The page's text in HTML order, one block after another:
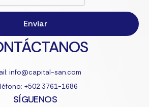
Enviar
info@capital-san.com
+502 3761-1686
SÍGUENOS